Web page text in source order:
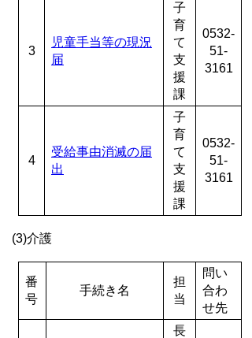
3
児童手当等の現況
届
子
育
て
支
援
課
0532-
51-
3161
4
受給事由消滅の届
出
子
育
て
支
援
課
0532-
51-
3161
(3)介護
番
号
手続き名
担
当
問い
合わ
せ先
長